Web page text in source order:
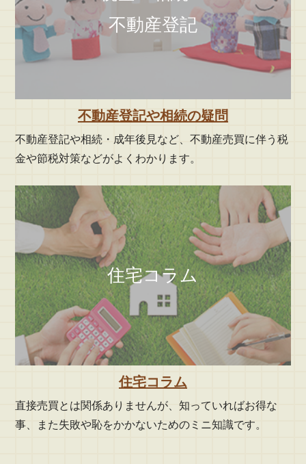
不動産登記
不動産登記や相続の疑問
不動産登記や相続・成年後見など、不動産売買に伴う税
金や節税対策などがよくわかります。
住宅コラム
住宅コラム
直接売買とは関係ありませんが、知っていればお得な
事、また失敗や恥をかかないためのミニ知識です。